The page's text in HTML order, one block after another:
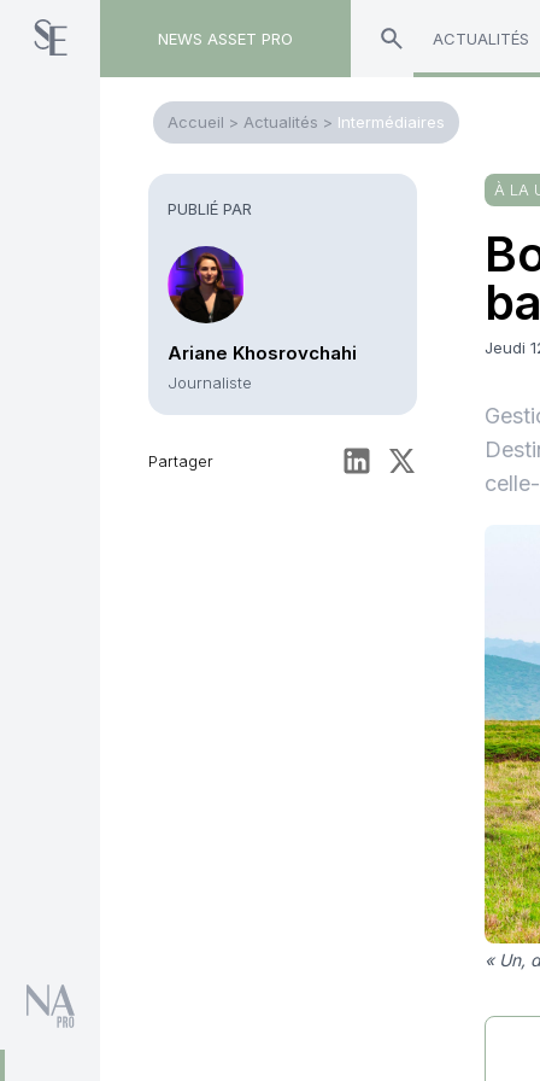
NEWS ASSET PRO ACTUALITÉS
Accueil > Actualités > Intermédiaires
PUBLIÉ PAR
Ariane Khosrovchahi
Journaliste
Partager
À LA
Jeudi
« Un,